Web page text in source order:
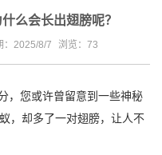
么会长出翅膀呢？
：2025/8/7 浏览： 73
，您或许曾留意到一些神秘
，却多了一对翅膀，让人不